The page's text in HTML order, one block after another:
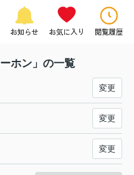
お知らせ お気に入り 閲覧履歴
ホン」の一覧
変更
変更
変更